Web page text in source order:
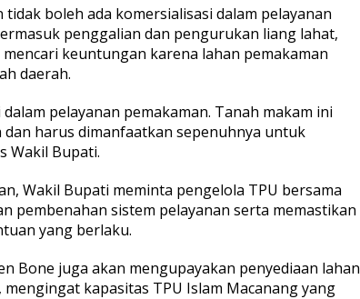
boleh ada komersialisasi dalam pelayanan
penggalian dan pengurukan liang lahat,
keuntungan karena lahan pemakaman
daerah.
pelayanan pemakaman. Tanah makam ini
harus dimanfaatkan sepenuhnya untuk
Wakil Bupati.
Wakil Bupati meminta pengelola TPU bersama
pembenahan sistem pelayanan serta memastikan
yang berlaku.
Bone juga akan mengupayakan penyediaan lahan
kapasitas TPU Islam Macanang yang